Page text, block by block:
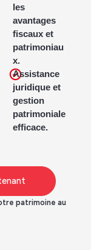
les
avantages
fiscaux et
patrimoniau
x.
Assistance
juridique et
gestion
patrimoniale
efficace.
patrimoine au